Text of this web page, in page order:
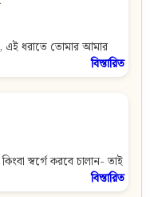
এই ধরাতে তোমার আমার
বিস্তারিত
স্বর্গে করবে চালান- তাই
বিস্তারিত